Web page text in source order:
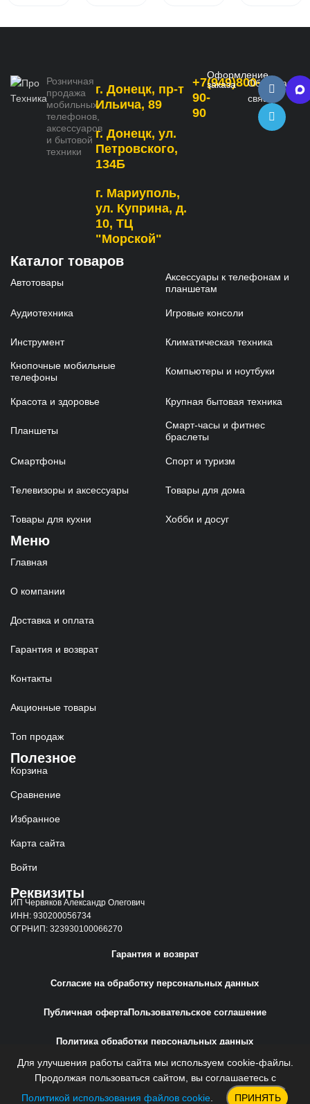
Розничная
продажа
мобильных
телефонов,
аксессуаров
и бытовой
техники
г. Донецк, пр-т
Ильича, 89
г. Донецк, ул.
Петровского,
134Б
г. Мариуполь,
ул. Куприна, д.
10, ТЦ
"Морской"
+7(949)800-
90-
90
Оформление
заказа
Обратная
связь
Каталог товаров
Автотовары
Аксессуары к телефонам и
планшетам
Аудиотехника Игровые консоли
Инструмент Климатическая техника
Кнопочные мобильные
телефоны
Компьютеры и ноутбуки
Красота и здоровье Крупная бытовая техника
Планшеты
Смарт-часы и фитнес
браслеты
Смартфоны Спорт и туризм
Телевизоры и аксессуары Товары для дома
Товары для кухни Хобби и досуг
Меню
Главная
О компании
Доставка и оплата
Гарантия и возврат
Контакты
Акционные товары
Топ продаж
Полезное
Корзина
Сравнение
Избранное
Карта сайта
Войти
Реквизиты
ИП Червяков Александр Олегович
ИНН: 930200056734
ОГРНИП: 323930100066270
Гарантия и возврат
Согласие на обработку персональных данных
Публичная офертаПользовательское соглашение
Политика обработки персональных данных
Сайт создан Web-Creative.Studio
Для улучшения работы сайта мы используем cookie-файлы.
Продолжая пользоваться сайтом, вы соглашаетесь с
Политикой использования файлов cookie. ПРИНЯТЬ